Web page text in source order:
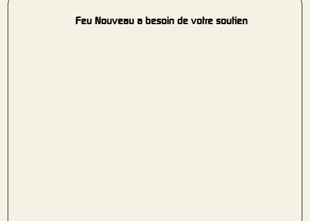
Feu Nouveau a besoin de votre soutien